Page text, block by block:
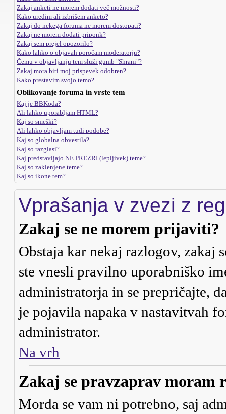
Zakaj anketi ne morem dodati več možnosti?
Kako uredim ali izbrišem anketo?
Zakaj do nekega foruma ne morem dostopati?
Zakaj ne morem dodati priponk?
Zakaj sem prejel opozorilo?
Kako lahko o objavah poročam moderatorju?
Čemu v objavljanju tem služi gumb "Shrani"?
Zakaj mora biti moj prispevek odobren?
Kako prestavim svojo temo?
Oblikovanje foruma in vrste tem
Kaj je BBKoda?
Ali lahko uporabljam HTML?
Kaj so smeški?
Ali lahko objavljam tudi podobe?
Kaj so globalna obvestila?
Kaj so razglasi?
Kaj predstavljajo NE PREZRI (lepljivek) teme?
Kaj so zaklenjene teme?
Kaj so ikone tem?
Vprašanja v zvezi z
Zakaj se ne morem prijaviti?
Obstaja kar nekaj razlogov, zakaj
ste vnesli pravilno uporabniško
administratorja in se prepričajte,
je pojavila napaka v nastavitvah
administrator.
Na vrh
Zakaj se pravzaprav moram
Morda se vam ni potrebno, saj